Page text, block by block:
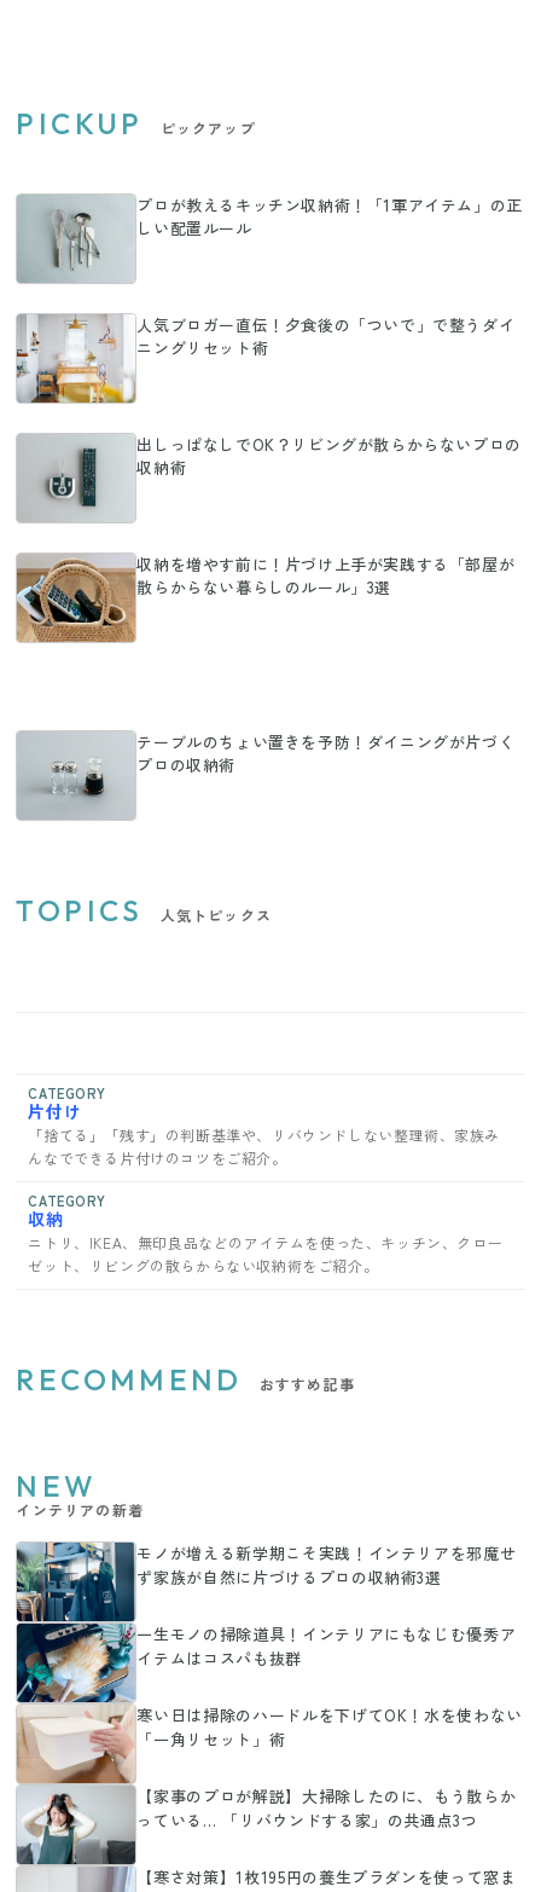
PICKUP ピックアップ
プロが教えるキッチン収納術！「1軍アイテム」の正
しい配置ルール
人気ブロガー直伝！夕食後の「ついで」で整うダイ
ニングリセット術
出しっぱなしでOK？リビングが散らからないプロの
収納術
収納を増やす前に！片づけ上手が実践する「部屋が
散らからない暮らしのルール」3選
テーブルのちょい置きを予防！ダイニングが片づく
プロの収納術
TOPICS 人気トピックス
CATEGORY
片付け
「捨てる」「残す」の判断基準や、リバウンドしない整理術、家族み
んなでできる片付けのコツをご紹介。
CATEGORY
収納
ニトリ、IKEA、無印良品などのアイテムを使った、キッチン、クロー
ゼット、リビングの散らからない収納術をご紹介。
RECOMMEND おすすめ記事
NEW
インテリアの新着
モノが増える新学期こそ実践！インテリアを邪魔せ
ず家族が自然に片づけるプロの収納術3選
一生モノの掃除道具！インテリアにもなじむ優秀ア
イテムはコスパも抜群
寒い日は掃除のハードルを下げてOK！水を使わない
「一角リセット」術
【家事のプロが解説】大掃除したのに、もう散らか
っている… 「リバウンドする家」の共通点3つ
【寒さ対策】1枚195円の養生プラダンを使って窓ま